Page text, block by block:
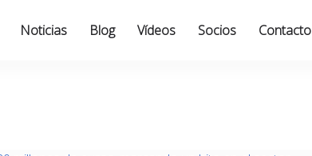
Noticias Blog Vídeos Socios Contacto